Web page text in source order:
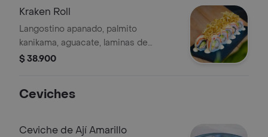
Kraken Roll
Langostino apanado, palmito
kanikama, aguacate, laminas de
salmón, bañado con chutney de mago
$ 38.900
Ceviches
Ceviche de Ají Amarillo